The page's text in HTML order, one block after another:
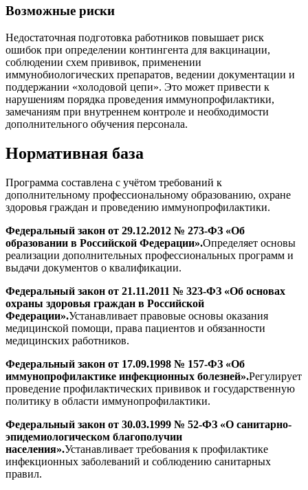
Возможные риски
Недостаточная подготовка работников повышает риск
ошибок при определении контингента для вакцинации,
соблюдении схем прививок, применении
иммунобиологических препаратов, ведении документации и
поддержании «холодовой цепи». Это может привести к
нарушениям порядка проведения иммунопрофилактики,
замечаниям при внутреннем контроле и необходимости
дополнительного обучения персонала.
Нормативная база
Программа составлена с учётом требований к
дополнительному профессиональному образованию, охране
здоровья граждан и проведению иммунопрофилактики.
Федеральный закон от 29.12.2012 № 273-ФЗ «Об
образовании в Российской Федерации».Определяет основы
реализации дополнительных профессиональных программ и
выдачи документов о квалификации.
Федеральный закон от 21.11.2011 № 323-ФЗ «Об основах
охраны здоровья граждан в Российской
Федерации».Устанавливает правовые основы оказания
медицинской помощи, права пациентов и обязанности
медицинских работников.
Федеральный закон от 17.09.1998 № 157-ФЗ «Об
иммунопрофилактике инфекционных болезней».Регулирует
проведение профилактических прививок и государственную
политику в области иммунопрофилактики.
Федеральный закон от 30.03.1999 № 52-ФЗ «О санитарно-
эпидемиологическом благополучии
населения».Устанавливает требования к профилактике
инфекционных заболеваний и соблюдению санитарных
правил.